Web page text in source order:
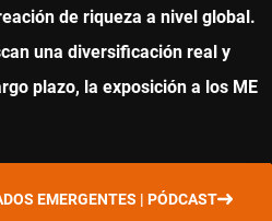
de riqueza a nivel global.
una diversificación real y
plazo, la exposición a los ME
EMERGENTES | PÓDCAST